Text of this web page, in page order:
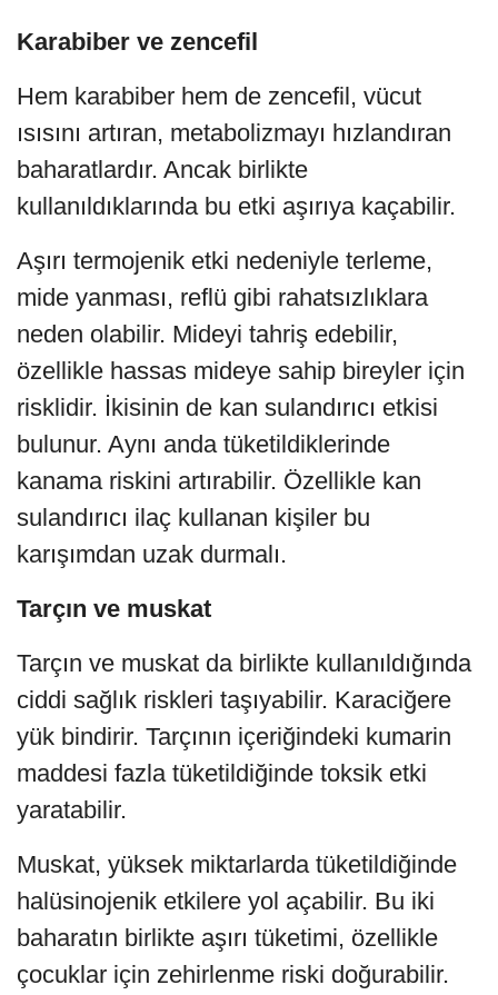
Karabiber ve zencefil
Hem karabiber hem de zencefil, vücut
ısısını artıran, metabolizmayı hızlandıran
baharatlardır. Ancak birlikte
kullanıldıklarında bu etki aşırıya kaçabilir.
Aşırı termojenik etki nedeniyle terleme,
mide yanması, reflü gibi rahatsızlıklara
neden olabilir. Mideyi tahriş edebilir,
özellikle hassas mideye sahip bireyler için
risklidir. İkisinin de kan sulandırıcı etkisi
bulunur. Aynı anda tüketildiklerinde
kanama riskini artırabilir. Özellikle kan
sulandırıcı ilaç kullanan kişiler bu
karışımdan uzak durmalı.
Tarçın ve muskat
Tarçın ve muskat da birlikte kullanıldığında
ciddi sağlık riskleri taşıyabilir. Karaciğere
yük bindirir. Tarçının içeriğindeki kumarin
maddesi fazla tüketildiğinde toksik etki
yaratabilir.
Muskat, yüksek miktarlarda tüketildiğinde
halüsinojenik etkilere yol açabilir. Bu iki
baharatın birlikte aşırı tüketimi, özellikle
çocuklar için zehirlenme riski doğurabilir.